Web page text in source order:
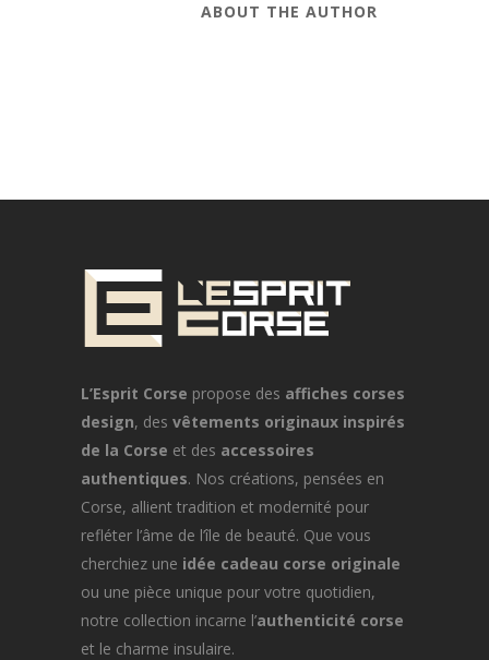
ABOUT THE AUTHOR
L’Esprit Corse propose des affiches corses
design, des vêtements originaux inspirés
de la Corse et des accessoires
authentiques. Nos créations, pensées en
Corse, allient tradition et modernité pour
refléter l’âme de l’île de beauté. Que vous
cherchiez une idée cadeau corse originale
ou une pièce unique pour votre quotidien,
notre collection incarne l’authenticité corse
et le charme insulaire.